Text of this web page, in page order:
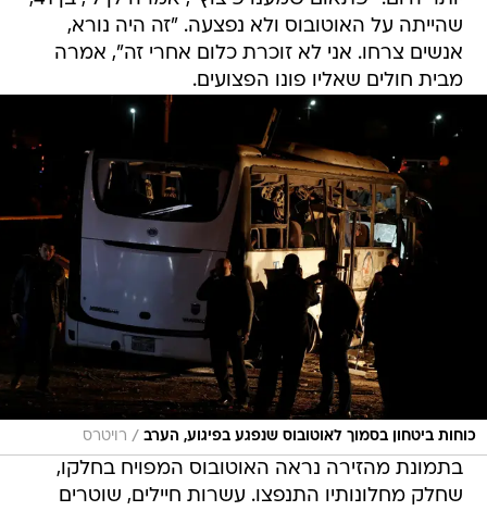
שהייתה על האוטובוס ולא נפצעה. "זה היה נורא,
אנשים צרחו. אני לא זוכרת כלום אחרי זה", אמרה
מבית חולים שאליו פונו הפצועים.
כוחות ביטחון בסמוך לאוטובוס שנפגע בפיגוע, הערב / רויטרס
בתמונת מהזירה נראה האוטובוס המפויח בחלקו,
שחלק מחלונותיו התנפצו. עשרות חיילים, שוטרים